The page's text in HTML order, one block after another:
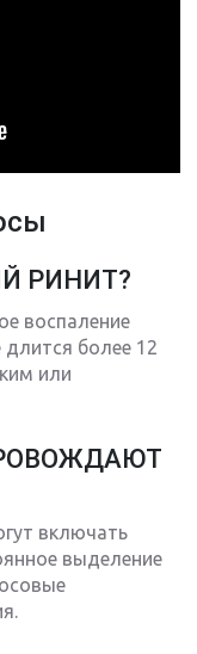
РИНИТ?
воспаление
более 12
или
включать
выделение